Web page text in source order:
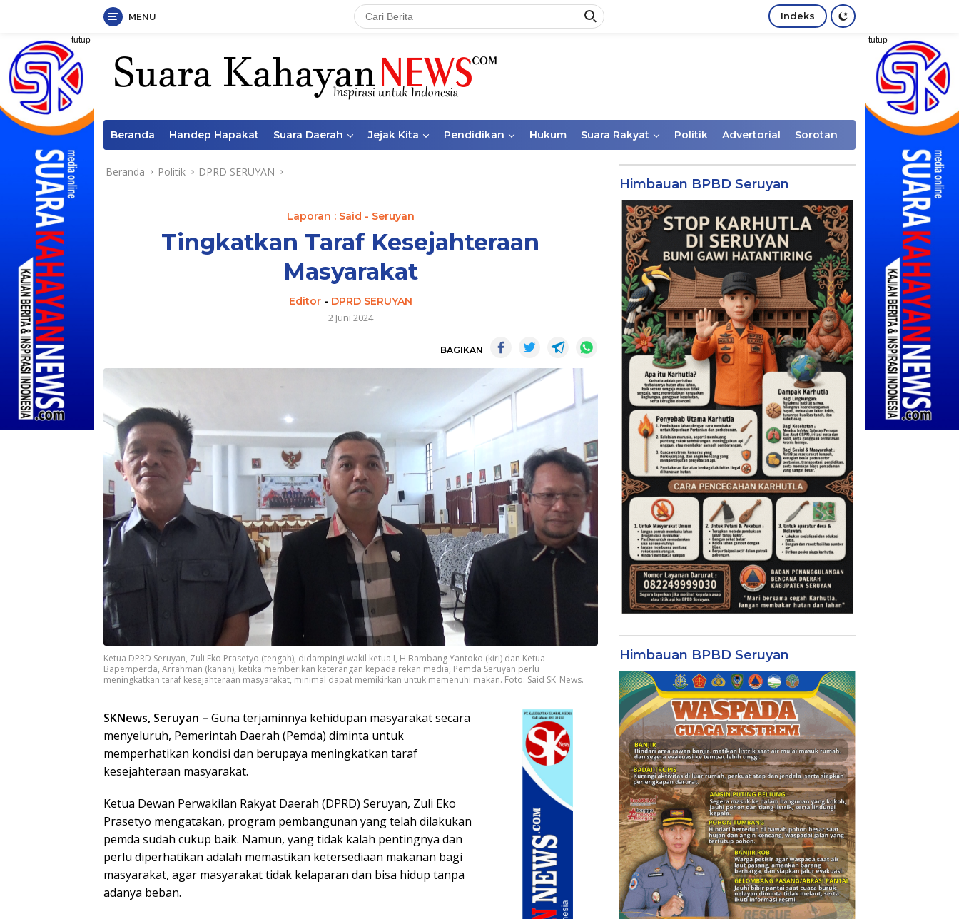
Langsung
konten
MENU Indeks
tutup tutup
Beranda Handep Hapakat Suara Daerah Jejak Kita Pendidikan Hukum Suara Rakyat Politik Advertorial Sorotan
Beranda Politik DPRD SERUYAN
Laporan : Said - Seruyan
Tingkatkan Taraf Kesejahteraan
Masyarakat
Editor- DPRD SERUYAN
2 Juni 2024
BAGIKAN
Ketua DPRD Seruyan, Zuli Eko Prasetyo (tengah), didampingi wakil ketua I, H Bambang Yantoko (kiri) dan Ketua
Bapemperda, Arrahman (kanan), ketika memberikan keterangan kepada rekan media, Pemda Seruyan perlu
meningkatkan taraf kesejahteraan masyarakat, minimal dapat memikirkan untuk memenuhi makan. Foto: Said SK_News.
SKNews, Seruyan – Guna terjaminnya kehidupan masyarakat secara
menyeluruh, Pemerintah Daerah (Pemda) diminta untuk
memperhatikan kondisi dan berupaya meningkatkan taraf
kesejahteraan masyarakat.
Ketua Dewan Perwakilan Rakyat Daerah (DPRD) Seruyan, Zuli Eko
Prasetyo mengatakan, program pembangunan yang telah dilakukan
pemda sudah cukup baik. Namun, yang tidak kalah pentingnya dan
perlu diperhatikan adalah memastikan ketersediaan makanan bagi
masyarakat, agar masyarakat tidak kelaparan dan bisa hidup tanpa
adanya beban.
Himbauan BPBD Seruyan
Himbauan BPBD Seruyan